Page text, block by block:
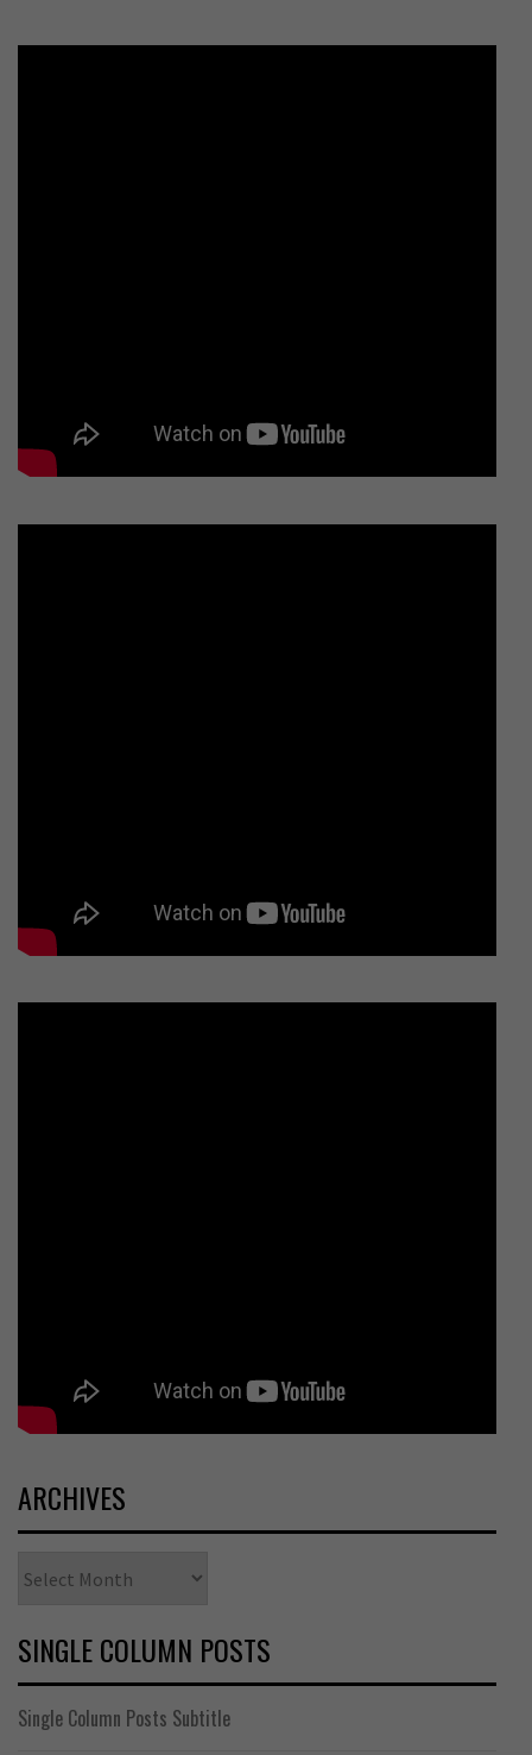
ARCHIVES
SINGLE COLUMN POSTS
Single Column Posts Subtitle